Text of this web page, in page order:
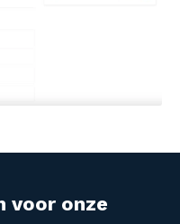
voor onze